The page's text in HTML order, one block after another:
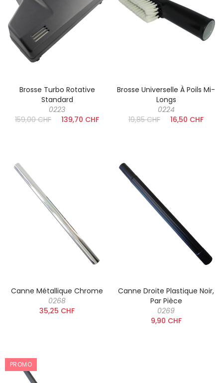
Brosse Turbo Rotative
Standard
0223
159,00 CHF
139,70 CHF
Brosse Universelle À Poils Mi-
Longs
0224
19,85 CHF
16,50 CHF
Canne Métallique Chrome
0268
35,25 CHF
Canne Droite Plastique Noir,
Par Pièce
0269
9,90 CHF
PROMO